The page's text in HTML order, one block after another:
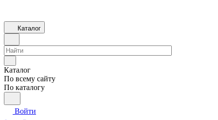
Каталог
Каталог
По всему сайту
По каталогу
Войти